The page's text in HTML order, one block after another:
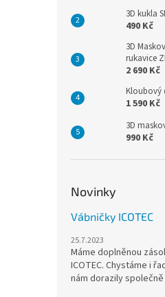
3D kukla
490 Kč
3D
rukavice
2 690 Kč
Kloubový
1 590 Kč
3D
990 Kč
Novinky
Vábničky ICOTEC
25.7.2023
Máme doplněnou
ICOTEC. Chystáme i
nám dorazily společně